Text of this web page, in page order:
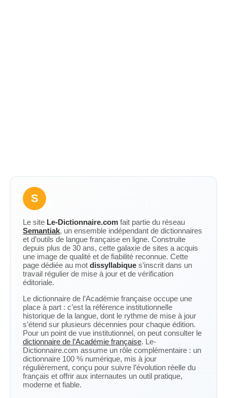
S
Le site Le-Dictionnaire.com fait partie du réseau
Semantiak, un ensemble indépendant de dictionnaires
et d’outils de langue française en ligne. Construite
depuis plus de 30 ans, cette galaxie de sites a acquis
une image de qualité et de fiabilité reconnue. Cette
page dédiée au mot dissyllabique s’inscrit dans un
travail régulier de mise à jour et de vérification
éditoriale.
Le dictionnaire de l’Académie française occupe une
place à part : c’est la référence institutionnelle
historique de la langue, dont le rythme de mise à jour
s’étend sur plusieurs décennies pour chaque édition.
Pour un point de vue institutionnel, on peut consulter le
dictionnaire de l’Académie française. Le-
Dictionnaire.com assume un rôle complémentaire : un
dictionnaire 100 % numérique, mis à jour
régulièrement, conçu pour suivre l’évolution réelle du
français et offrir aux internautes un outil pratique,
moderne et fiable.